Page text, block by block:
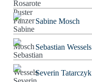
Sabine Mosch
Sebastian Wessels
Severin Tatarczyk